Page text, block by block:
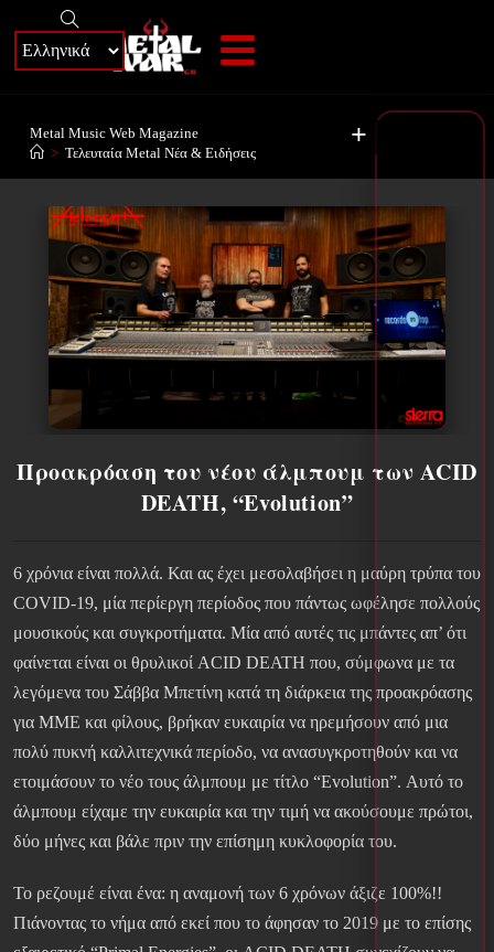
+
Metal Music Web Magazine
> Τελευταία Metal Νέα & Eιδήσεις
Προακρόαση του νέου άλμπουμ των ACID
DEATH, “Evolution”
6 χρόνια είναι πολλά. Και ας έχει μεσολαβήσει η μαύρη τρύπα του
COVID-19, μία περίεργη περίοδος που πάντως ωφέλησε πολλούς
μουσικούς και συγκροτήματα. Μία από αυτές τις μπάντες απ’ ότι
φαίνεται είναι οι θρυλικοί ACID DEATH που, σύμφωνα με τα
λεγόμενα του Σάββα Μπετίνη κατά τη διάρκεια της προακρόασης
για ΜΜΕ και φίλους, βρήκαν ευκαιρία να ηρεμήσουν από μια
πολύ πυκνή καλλιτεχνικά περίοδο, να ανασυγκροτηθούν και να
ετοιμάσουν το νέο τους άλμπουμ με τίτλο “Evolution”. Αυτό το
άλμπουμ είχαμε την ευκαιρία και την τιμή να ακούσουμε πρώτοι,
δύο μήνες και βάλε πριν την επίσημη κυκλοφορία του.
Το ρεζουμέ είναι ένα: η αναμονή των 6 χρόνων άξιζε 100%!!
Πιάνοντας το νήμα από εκεί που το άφησαν το 2019 με το επίσης